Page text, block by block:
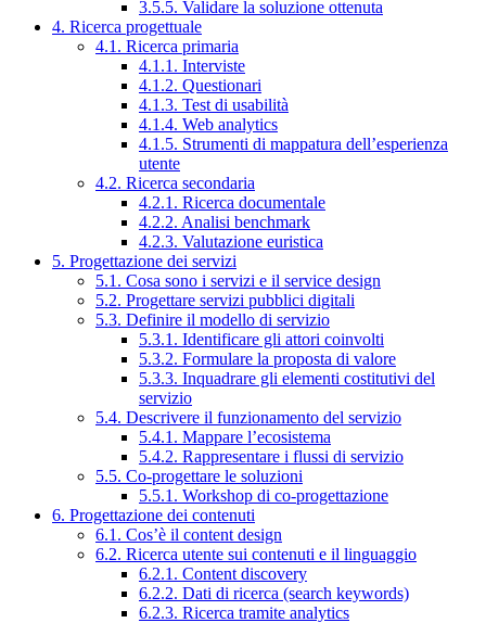
3.5.5. Validare la soluzione ottenuta
4. Ricerca progettuale
4.1. Ricerca primaria
4.1.1. Interviste
4.1.2. Questionari
4.1.3. Test di usabilità
4.1.4. Web analytics
4.1.5. Strumenti di mappatura dell’esperienza
utente
4.2. Ricerca secondaria
4.2.1. Ricerca documentale
4.2.2. Analisi benchmark
4.2.3. Valutazione euristica
5. Progettazione dei servizi
5.1. Cosa sono i servizi e il service design
5.2. Progettare servizi pubblici digitali
5.3. Definire il modello di servizio
5.3.1. Identificare gli attori coinvolti
5.3.2. Formulare la proposta di valore
5.3.3. Inquadrare gli elementi costitutivi del
servizio
5.4. Descrivere il funzionamento del servizio
5.4.1. Mappare l’ecosistema
5.4.2. Rappresentare i flussi di servizio
5.5. Co-progettare le soluzioni
5.5.1. Workshop di co-progettazione
6. Progettazione dei contenuti
6.1. Cos’è il content design
6.2. Ricerca utente sui contenuti e il linguaggio
6.2.1. Content discovery
6.2.2. Dati di ricerca (search keywords)
6.2.3. Ricerca tramite analytics